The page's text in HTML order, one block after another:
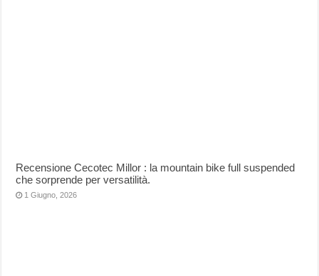
Recensione Cecotec Millor : la mountain bike full suspended
che sorprende per versatilità.
1 Giugno, 2026